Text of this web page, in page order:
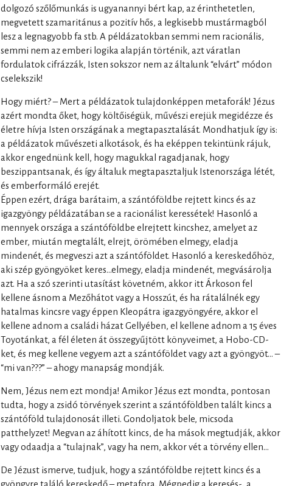
dolgozó szőlőmunkás is ugyanannyi bért kap, az érinthetetlen,
megvetett szamaritánus a pozitív hős, a legkisebb mustármagból
lesz a legnagyobb fa stb. A példázatokban semmi nem racionális,
semmi nem az emberi logika alapján történik, azt váratlan
fordulatok cifrázzák, Isten sokszor nem az általunk “elvárt” módon
cselekszik!
Hogy miért? – Mert a példázatok tulajdonképpen metaforák! Jézus
azért mondta őket, hogy költőiségük, művészi erejük megidézze és
életre hívja Isten országának a megtapasztalását. Mondhatjuk így is:
a példázatok művészeti alkotások, és ha eképpen tekintünk rájuk,
akkor engednünk kell, hogy magukkal ragadjanak, hogy
beszippantsanak, és így általuk megtapasztaljuk Istenországa létét,
és emberformáló erejét.
Éppen ezért, drága barátaim, a szántóföldbe rejtett kincs és az
igazgyöngy példázatában se a racionálist keressétek! Hasonló a
mennyek országa a szántóföldbe elrejtett kincshez, amelyet az
ember, miután megtalált, elrejt, örömében elmegy, eladja
mindenét, és megveszi azt a szántóföldet. Hasonló a kereskedőhöz,
aki szép gyöngyöket keres...elmegy, eladja mindenét, megvásárolja
azt. Ha a szó szerinti utasítást követném, akkor itt Árkoson fel
kellene ásnom a Mezőhátot vagy a Hosszút, és ha rátalálnék egy
hatalmas kincsre vagy éppen Kleopátra igazgyöngyére, akkor el
kellene adnom a családi házat Gellyében, el kellene adnom a 15 éves
Toyotánkat, a fél életen át összegyűjtött könyveimet, a Hobo-CD-
ket, és meg kellene vegyem azt a szántóföldet vagy azt a gyöngyöt… –
“mi van???” – ahogy manapság mondják.
Nem, Jézus nem ezt mondja! Amikor Jézus ezt mondta, pontosan
tudta, hogy a zsidó törvények szerint a szántóföldben talált kincs a
szántóföld tulajdonosát illeti. Gondoljatok bele, micsoda
patthelyzet! Megvan az áhított kincs, de ha mások megtudják, akkor
vagy odaadja a “tulajnak”, vagy ha nem, akkor vét a törvény ellen...
De Jézust ismerve, tudjuk, hogy a szántóföldbe rejtett kincs és a